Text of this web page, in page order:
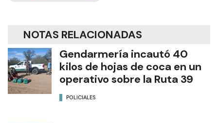
NOTAS RELACIONADAS
Gendarmería incautó 40
kilos de hojas de coca en un
operativo sobre la Ruta 39
POLICIALES